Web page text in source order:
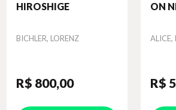
HIROSHIGE
Autor
BICHLER, LORENZ
R$ 800,00
ON
Autor
ALICE,
R$